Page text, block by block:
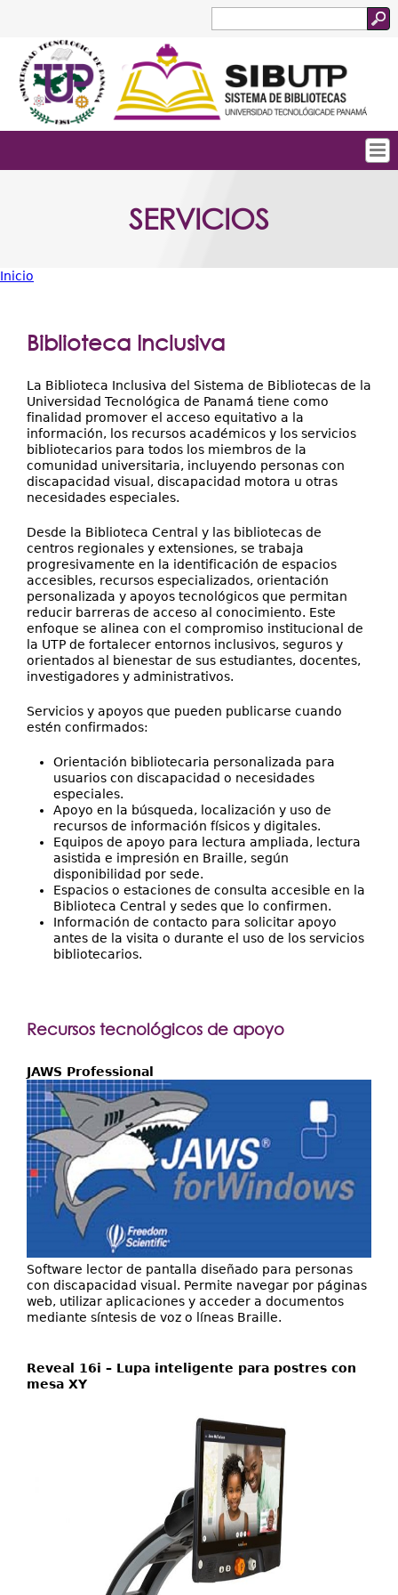
Jump to navigation
de
búsqueda
Quienes Somos
Directorio
Ayuda
SERVICIOS
está
Inicio
Biblioteca Inclusiva
La Biblioteca Inclusiva del Sistema de Bibliotecas de la
Universidad Tecnológica de Panamá tiene como
finalidad promover el acceso equitativo a la
información, los recursos académicos y los servicios
bibliotecarios para todos los miembros de la
comunidad universitaria, incluyendo personas con
discapacidad visual, discapacidad motora u otras
necesidades especiales.
Desde la Biblioteca Central y las bibliotecas de
centros regionales y extensiones, se trabaja
progresivamente en la identificación de espacios
accesibles, recursos especializados, orientación
personalizada y apoyos tecnológicos que permitan
reducir barreras de acceso al conocimiento. Este
enfoque se alinea con el compromiso institucional de
la UTP de fortalecer entornos inclusivos, seguros y
orientados al bienestar de sus estudiantes, docentes,
investigadores y administrativos.
Servicios y apoyos que pueden publicarse cuando
estén confirmados:
Orientación bibliotecaria personalizada para
usuarios con discapacidad o necesidades
especiales.
Apoyo en la búsqueda, localización y uso de
recursos de información físicos y digitales.
Equipos de apoyo para lectura ampliada, lectura
asistida e impresión en Braille, según
disponibilidad por sede.
Espacios o estaciones de consulta accesible en la
Biblioteca Central y sedes que lo confirmen.
Información de contacto para solicitar apoyo
antes de la visita o durante el uso de los servicios
bibliotecarios.
Recursos tecnológicos de apoyo
JAWS Professional
Software lector de pantalla diseñado para personas
con discapacidad visual. Permite navegar por páginas
web, utilizar aplicaciones y acceder a documentos
mediante síntesis de voz o líneas Braille.
Reveal 16i – Lupa inteligente para postres con
mesa XY